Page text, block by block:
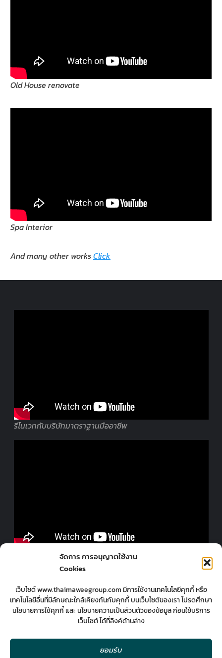
จัดการ การอนุญาตใช้งาน
Cookies
เว็บไซต์ www.thaimaweegroup.com มีการใช้งานเทคโนโลยีคุกกี้ หรือ
เทคโนโลยีอื่นที่มีลักษณะใกล้เคียงกันกับคุกกี้ บนเว็บไซต์ของเรา โปรดศึกษา
นโยบายการใช้คุกกี้ และ นโยบายความเป็นส่วนตัวของข้อมูล ก่อนใช้บริการ
เว็บไซต์ ได้ที่ลิงค์ด้านล่าง
ยอมรับ
Old House renovate
Spa Interior
And many other worksClick
รีโนเวทกับบริษัทมาตราฐานมืออาชีพ
ออกแบบร้านโดยมืออาชีพ